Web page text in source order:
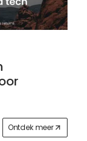
Ontdek meer